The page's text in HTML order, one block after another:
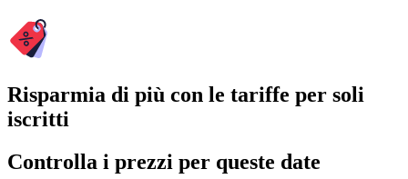
Risparmia di più con le tariffe per soli
iscritti
Controlla i prezzi per queste date